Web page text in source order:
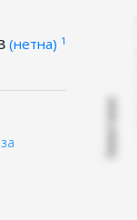
(нетна) 1